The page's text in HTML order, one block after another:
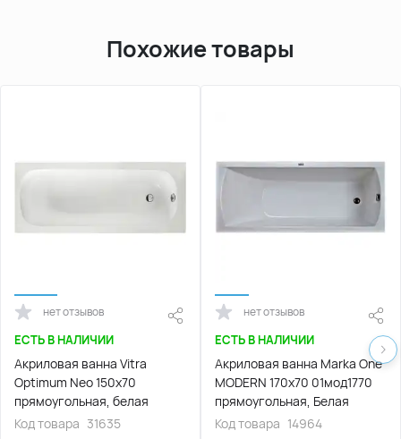
Похожие товары
нет отзывов
ЕСТЬ В НАЛИЧИИ
Акриловая ванна Vitra
Optimum Neo 150x70
прямоугольная, белая
Код товара 31635
нет отзывов
ЕСТЬ В НАЛИЧИИ
Акриловая ванна Marka One
MODERN 170х70 01мод1770
прямоугольная, Белая
Код товара 14964